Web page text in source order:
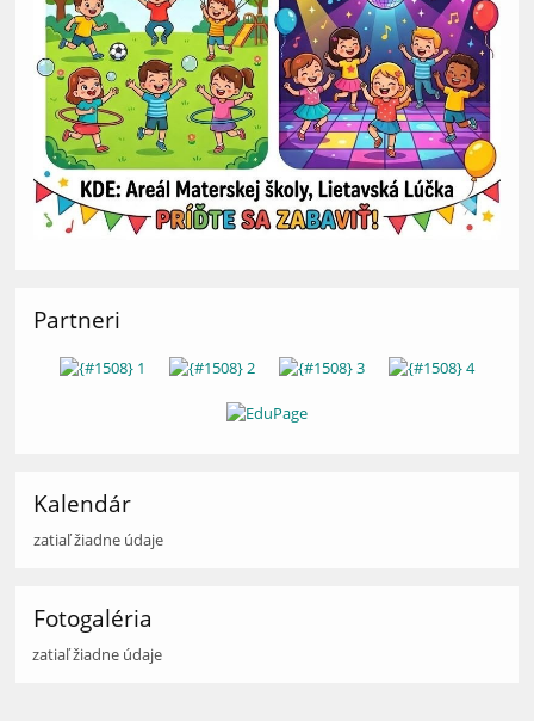
Partneri
Kalendár
zatiaľ žiadne údaje
Fotogaléria
zatiaľ žiadne údaje